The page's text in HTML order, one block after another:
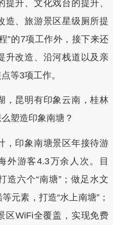
升、文化戏台的提升、
造、旅游景区星级厕所提
”的7项工作外，接下来还
升改造、沿河栈道以及亲
等3项工作。
昆明有印象云南，桂林
塑造印象南塘？
印象南塘景区年接待游
外游客4.3万余人次。目
造六个“南塘”；做足水文
元素，打造“水上南塘”；
区WiFi全覆盖，实现免费